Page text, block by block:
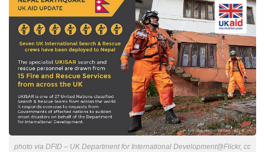
photo via DFID – UK Department for International Development@Flickr, cc